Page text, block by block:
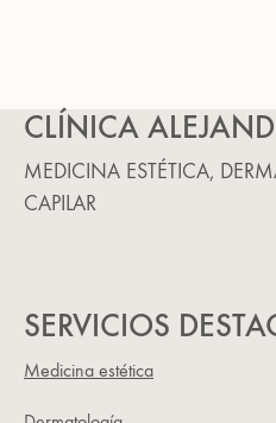
Piel Sana
CLÍNICA
MEDICINA ESTÉTICA,
CAPILAR
SERVICIOS
Medicina estética